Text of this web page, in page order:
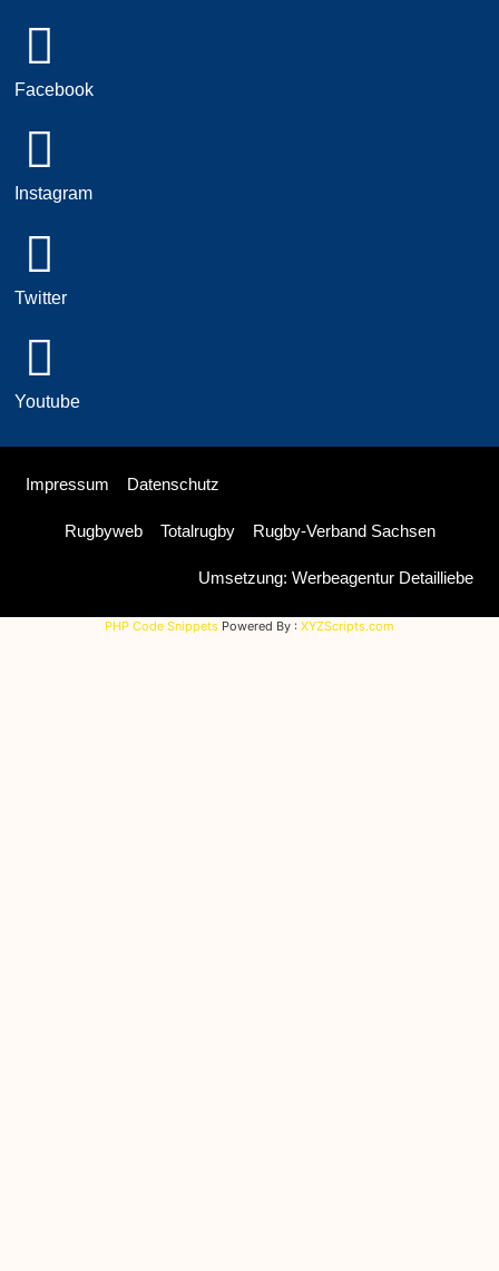
Facebook
Instagram
Twitter
Youtube
Impressum Datenschutz
Rugbyweb Totalrugby Rugby-Verband Sachsen
Umsetzung: Werbeagentur Detailliebe
PHP Code Snippets Powered By : XYZScripts.com